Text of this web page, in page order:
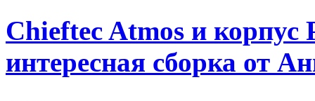
Chieftec Atmos и корпус
интересная сборка от